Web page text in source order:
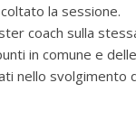
la sessione.
coach sulla
in comune e
nello svolgimento